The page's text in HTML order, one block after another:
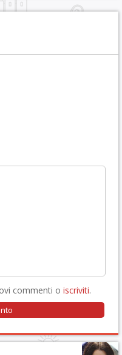
commenti o iscriviti.